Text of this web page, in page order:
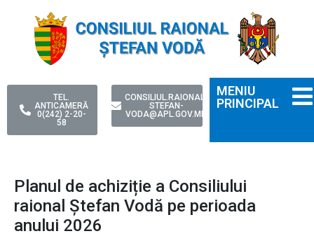
TEL.
ANTICAMERĂ
0(242) 2-20-
58
CONSILIUL.RAIONAL-
STEFAN-
VODA@APL.GOV.MD
MENIU
PRINCIPAL
Planul de achiziție a Consiliului
raional Ștefan Vodă pe perioada
anului 2026